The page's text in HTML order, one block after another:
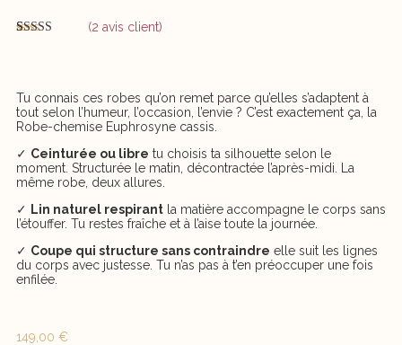
(2 avis client)
Tu connais ces robes qu’on remet parce qu’elles s’adaptent à
tout selon l’humeur, l’occasion, l’envie ? C’est exactement ça, la
Robe-chemise Euphrosyne cassis.
✓ Ceinturée ou libre tu choisis ta silhouette selon le
moment. Structurée le matin, décontractée l’après-midi. La
même robe, deux allures.
✓ Lin naturel respirant la matière accompagne le corps sans
l’étouffer. Tu restes fraîche et à l’aise toute la journée.
✓ Coupe qui structure sans contraindre elle suit les lignes
du corps avec justesse. Tu n’as pas à t’en préoccuper une fois
enfilée.
149,00 €